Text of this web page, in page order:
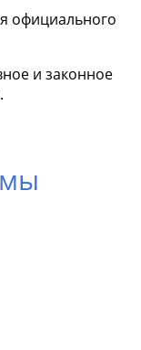
официального
и законное